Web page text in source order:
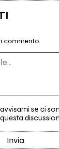
commento
avvisami se ci
questa
Invia